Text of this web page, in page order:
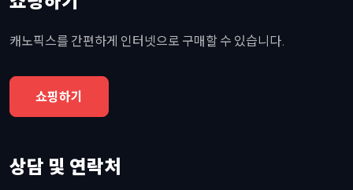
캐노픽스를 간편하게 인터넷으로 구매할 수 있습니다.
쇼핑하기
상담 및 연락처